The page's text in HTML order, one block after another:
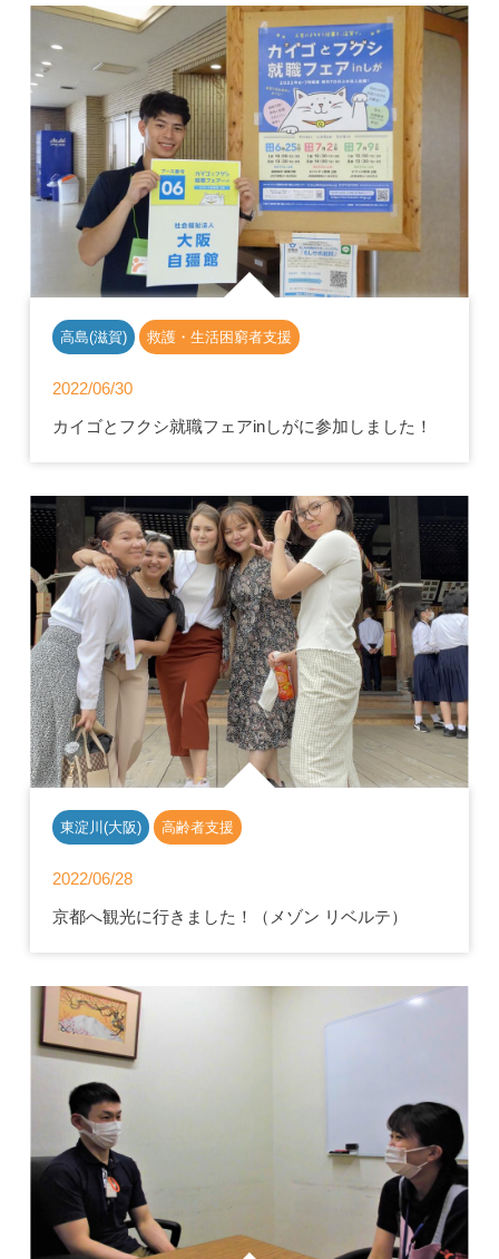
高島(滋賀) 救護・生活困窮者支援
2022/06/30
カイゴとフクシ就職フェアinしがに参加しました！
東淀川(大阪) 高齢者支援
2022/06/28
京都へ観光に行きました！（メゾン リベルテ）